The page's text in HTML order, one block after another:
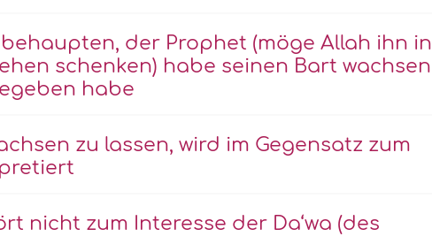
der Prophet (möge Allah ihn in
schenken) habe seinen Bart wachsen
habe
zu lassen, wird im Gegensatz zum
nicht zum Interesse der Da‘wa (des